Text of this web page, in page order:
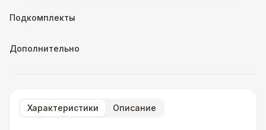
Подкомплекты
Дополнительно
Характеристики Описание